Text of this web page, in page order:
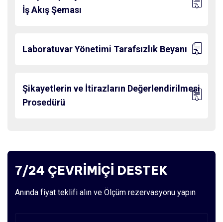
İş Akış Şeması
Laboratuvar Yönetimi Tarafsızlık Beyanı
Şikayetlerin ve İtirazların Değerlendirilmesi
Prosedürü
7/24 ÇEVRİMİÇİ DESTEK
Anında fiyat teklifi alın ve Ölçüm rezervasyonu yapın